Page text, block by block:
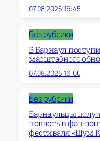
07.08.2026 16:45
Без рубрики
В Барнаул
масштабного
07.08.2026 16:00
Без рубрики
Барнаульцы
попасть в фан-
фестиваля «Шум